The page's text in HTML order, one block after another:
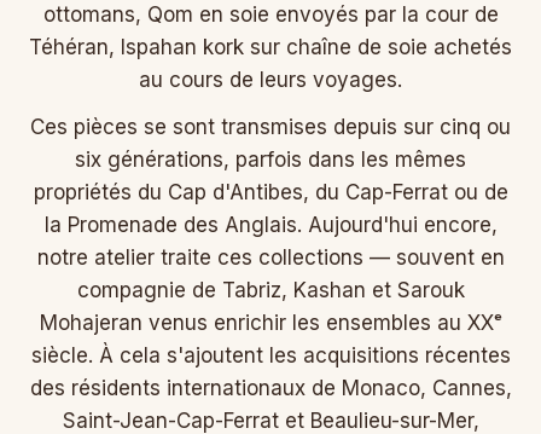
ottomans, Qom en soie envoyés par la cour de
Téhéran, Ispahan kork sur chaîne de soie achetés
au cours de leurs voyages.
Ces pièces se sont transmises depuis sur cinq ou
six générations, parfois dans les mêmes
propriétés du Cap d'Antibes, du Cap-Ferrat ou de
la Promenade des Anglais. Aujourd'hui encore,
notre atelier traite ces collections — souvent en
compagnie de Tabriz, Kashan et Sarouk
Mohajeran venus enrichir les ensembles au XXᵉ
siècle. À cela s'ajoutent les acquisitions récentes
des résidents internationaux de Monaco, Cannes,
Saint-Jean-Cap-Ferrat et Beaulieu-sur-Mer,